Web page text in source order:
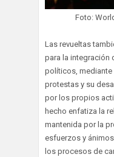
Foto:
Las revueltas
para la integración
políticos,
protestas y su
por los propios
hecho enfatiza la
mantenida por la
esfuerzos y
los procesos de